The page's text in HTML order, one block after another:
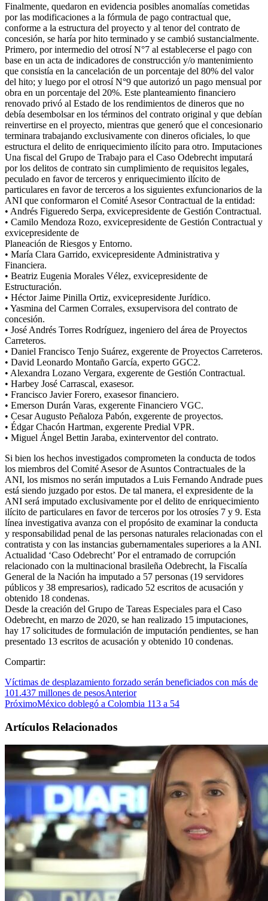
Finalmente, quedaron en evidencia posibles anomalías cometidas
por las modificaciones a la fórmula de pago contractual que,
conforme a la estructura del proyecto y al tenor del contrato de
concesión, se haría por hito terminado y se cambió sustancialmente.
Primero, por intermedio del otrosí N°7 al establecerse el pago con
base en un acta de indicadores de construcción y/o mantenimiento
que consistía en la cancelación de un porcentaje del 80% del valor
del hito; y luego por el otrosí N°9 que autorizó un pago mensual por
obra en un porcentaje del 20%. Este planteamiento financiero
renovado privó al Estado de los rendimientos de dineros que no
debía desembolsar en los términos del contrato original y que debían
reinvertirse en el proyecto, mientras que generó que el concesionario
terminara trabajando exclusivamente con dineros oficiales, lo que
estructura el delito de enriquecimiento ilícito para otro. Imputaciones
Una fiscal del Grupo de Trabajo para el Caso Odebrecht imputará
por los delitos de contrato sin cumplimiento de requisitos legales,
peculado en favor de terceros y enriquecimiento ilícito de
particulares en favor de terceros a los siguientes exfuncionarios de la
ANI que conformaron el Comité Asesor Contractual de la entidad:
• Andrés Figueredo Serpa, exvicepresidente de Gestión Contractual.
• Camilo Mendoza Rozo, exvicepresidente de Gestión Contractual y
exvicepresidente de
Planeación de Riesgos y Entorno.
• María Clara Garrido, exvicepresidente Administrativa y
Financiera.
• Beatriz Eugenia Morales Vélez, exvicepresidente de
Estructuración.
• Héctor Jaime Pinilla Ortiz, exvicepresidente Jurídico.
• Yasmina del Carmen Corrales, exsupervisora del contrato de
concesión.
• José Andrés Torres Rodríguez, ingeniero del área de Proyectos
Carreteros.
• Daniel Francisco Tenjo Suárez, exgerente de Proyectos Carreteros.
• David Leonardo Montaño García, experto GGC2.
• Alexandra Lozano Vergara, exgerente de Gestión Contractual.
• Harbey José Carrascal, exasesor.
• Francisco Javier Forero, exasesor financiero.
• Emerson Durán Varas, exgerente Financiero VGC.
• Cesar Augusto Peñaloza Pabón, exgerente de proyectos.
• Édgar Chacón Hartman, exgerente Predial VPR.
• Miguel Ángel Bettin Jaraba, exinterventor del contrato.
Si bien los hechos investigados comprometen la conducta de todos
los miembros del Comité Asesor de Asuntos Contractuales de la
ANI, los mismos no serán imputados a Luis Fernando Andrade pues
está siendo juzgado por estos. De tal manera, el expresidente de la
ANI será imputado exclusivamente por el delito de enriquecimiento
ilícito de particulares en favor de terceros por los otrosíes 7 y 9. Esta
línea investigativa avanza con el propósito de examinar la conducta
y responsabilidad penal de las personas naturales relacionadas con el
contratista y con las instancias gubernamentales superiores a la ANI.
Actualidad ‘Caso Odebrecht’ Por el entramado de corrupción
relacionado con la multinacional brasileña Odebrecht, la Fiscalía
General de la Nación ha imputado a 57 personas (19 servidores
públicos y 38 empresarios), radicado 52 escritos de acusación y
obtenido 18 condenas.
Desde la creación del Grupo de Tareas Especiales para el Caso
Odebrecht, en marzo de 2020, se han realizado 15 imputaciones,
hay 17 solicitudes de formulación de imputación pendientes, se han
presentado 13 escritos de acusación y obtenido 10 condenas.
Compartir:
Víctimas de desplazamiento forzado serán beneficiados con más de
101.437 millones de pesosAnterior
PróximoMéxico doblegó a Colombia 113 a 54
Artículos Relacionados